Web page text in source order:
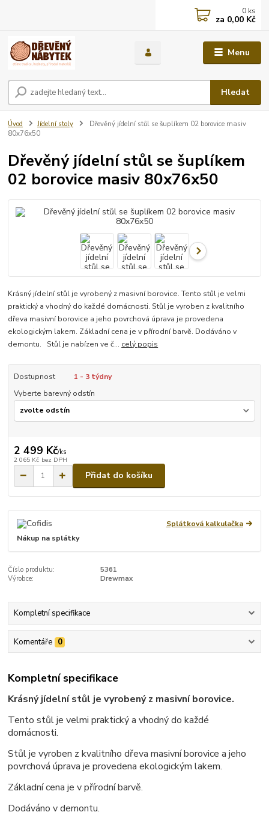
Menu
Hledat
0 ks
za 0,00 Kč
Úvod Jídelní stoly
Dřevěný jídelní stůl se šuplíkem 02 borovice masiv
80x76x50
Dřevěný jídelní stůl se šuplíkem
02 borovice masiv 80x76x50
Krásný jídelní stůl je vyrobený z masivní borovice. Tento stůl je velmi
praktický a vhodný do každé domácnosti. Stůl je vyroben z kvalitního
dřeva masivní borovice a jeho povrchová úprava je provedena
ekologickým lakem. Základní cena je v přírodní barvě. Dodáváno v
demontu. Stůl je nabízen ve č... celý popis
Dostupnost
1 - 3 týdny
Vyberte barevný odstín
2 499 Kč/ks
2 065 Kč bez DPH
Přidat do košíku
Splátková kalkulačka
Nákup na splátky
Číslo produktu:
5361
Výrobce:
Drewmax
Kompletní specifikace
Komentáře 0
Kompletní specifikace
Krásný jídelní stůl je vyrobený z masivní borovice.
Tento stůl je velmi praktický a vhodný do každé
domácnosti.
Stůl je vyroben z kvalitního dřeva masivní borovice a jeho
povrchová úprava je provedena ekologickým lakem.
Základní cena je v přírodní barvě.
Dodáváno v demontu.